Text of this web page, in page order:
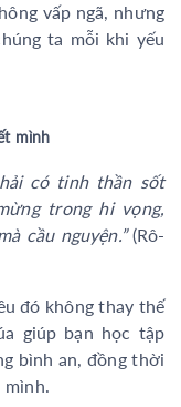
vấp ngã, nhưng
ta mỗi khi yếu
mình
có tinh thần sốt
trong hi vọng,
cầu nguyện.”(Rô-
đó không thay thế
giúp bạn học tập
bình an, đồng thời
mình.